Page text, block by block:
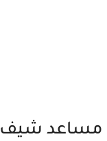
شيف،